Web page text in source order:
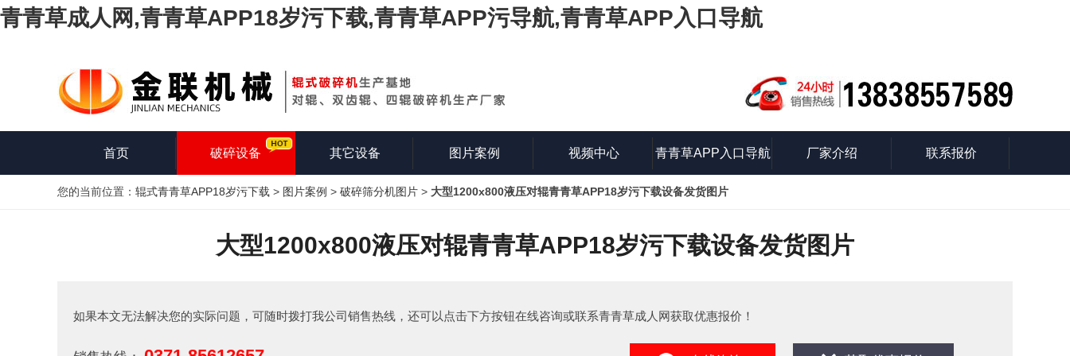
青青草成人网,青青草APP18岁污下载,青青草APP污导航,青青草APP入口导航
首页 破碎设备 其它设备 图片案例 视频中心 青青草APP入口导航
知识
厂家介绍 联系报价
您的当前位置： 辊式青青草APP18岁污下载 > 图片案例 > 破碎筛分机图片 > 大型1200x800液压对辊青青草APP18岁污下载设备发货图片
大型1200x800液压对辊青青草APP18岁污下载设备发货图片
如果本文无法解决您的实际问题，可随时拨打我公司销售热线，还可以点击下方按钮在线咨询或联系青青草成人网获取优惠报价！